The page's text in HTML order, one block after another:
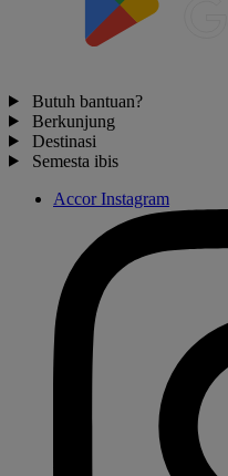
Butuh bantuan?
Berkunjung
Destinasi
Semesta ibis
Accor Instagram